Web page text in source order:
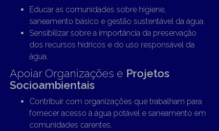
Educar as comunidades sobre higiene,
saneamento básico e gestão sustentável da água.
Sensibilizar sobre a importância da preservação
dos recursos hídricos e do uso responsável da
água.
Apoiar Organizações e Projetos
Socioambientais
Contribuir com organizações que trabalham para
fornecer acesso à água potável e saneamento em
comunidades carentes.